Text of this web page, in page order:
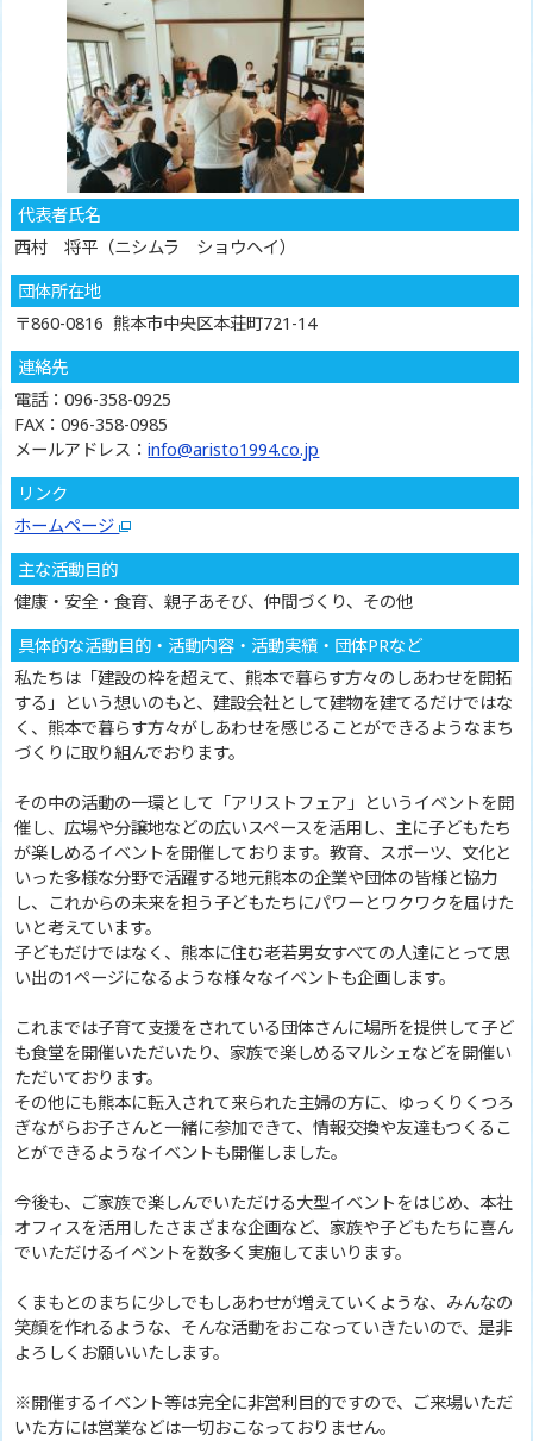
代表者氏名
西村 将平（ニシムラ ショウヘイ）
団体所在地
〒860-0816 熊本市中央区本荘町721-14
連絡先
電話：096-358-0925
FAX：096-358-0985
メールアドレス：info@aristo1994.co.jp
リンク
ホームページ
主な活動目的
健康・安全・食育、親子あそび、仲間づくり、その他
具体的な活動目的・活動内容・活動実績・団体PRなど
私たちは「建設の枠を超えて、熊本で暮らす方々のしあわせを開拓
する」という想いのもと、建設会社として建物を建てるだけではな
く、熊本で暮らす方々がしあわせを感じることができるようなまち
づくりに取り組んでおります。
その中の活動の一環として「アリストフェア」というイベントを開
催し、広場や分譲地などの広いスペースを活用し、主に子どもたち
が楽しめるイベントを開催しております。教育、スポーツ、文化と
いった多様な分野で活躍する地元熊本の企業や団体の皆様と協力
し、これからの未来を担う子どもたちにパワーとワクワクを届けた
いと考えています。
子どもだけではなく、熊本に住む老若男女すべての人達にとって思
い出の1ページになるような様々なイベントも企画します。
これまでは子育て支援をされている団体さんに場所を提供して子ど
も食堂を開催いただいたり、家族で楽しめるマルシェなどを開催い
ただいております。
その他にも熊本に転入されて来られた主婦の方に、ゆっくりくつろ
ぎながらお子さんと一緒に参加できて、情報交換や友達もつくるこ
とができるようなイベントも開催しました。
今後も、ご家族で楽しんでいただける大型イベントをはじめ、本社
オフィスを活用したさまざまな企画など、家族や子どもたちに喜ん
でいただけるイベントを数多く実施してまいります。
くまもとのまちに少しでもしあわせが増えていくような、みんなの
笑顔を作れるような、そんな活動をおこなっていきたいので、是非
よろしくお願いいたします。
※開催するイベント等は完全に非営利目的ですので、ご来場いただ
いた方には営業などは一切おこなっておりません。